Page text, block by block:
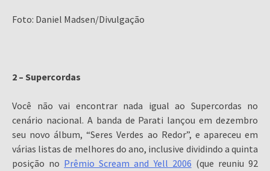
Foto: Daniel Madsen/Divulgação
2 – Supercordas
Você não vai encontrar nada igual ao Supercordas no
cenário nacional. A banda de Parati lançou em dezembro
seu novo álbum, “Seres Verdes ao Redor”, e apareceu em
várias listas de melhores do ano, inclusive dividindo a quinta
posição no Prêmio Scream and Yell 2006 (que reuniu 92